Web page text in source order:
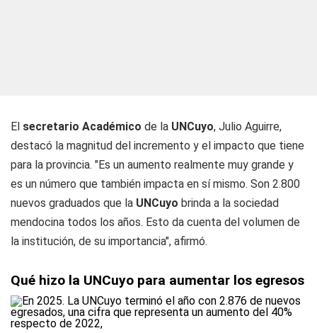
El secretario Académico de la UNCuyo, Julio Aguirre,
destacó la magnitud del incremento y el impacto que tiene
para la provincia. "Es un aumento realmente muy grande y
es un número que también impacta en sí mismo. Son 2.800
nuevos graduados que la UNCuyo brinda a la sociedad
mendocina todos los años. Esto da cuenta del volumen de
la institución, de su importancia", afirmó.
Qué hizo la UNCuyo para aumentar los egresos